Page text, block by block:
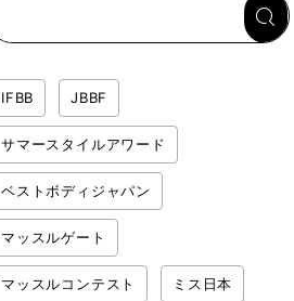
IFBB JBBF
サマースタイルアワード
ベストボディジャパン
マッスルゲート
マッスルコンテスト ミス日本